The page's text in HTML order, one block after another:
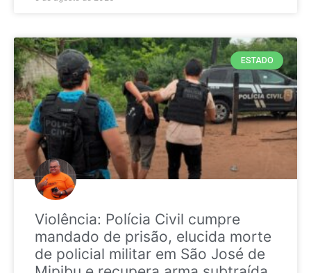
ESTADO
Violência: Polícia Civil cumpre
mandado de prisão, elucida morte
de policial militar em São José de